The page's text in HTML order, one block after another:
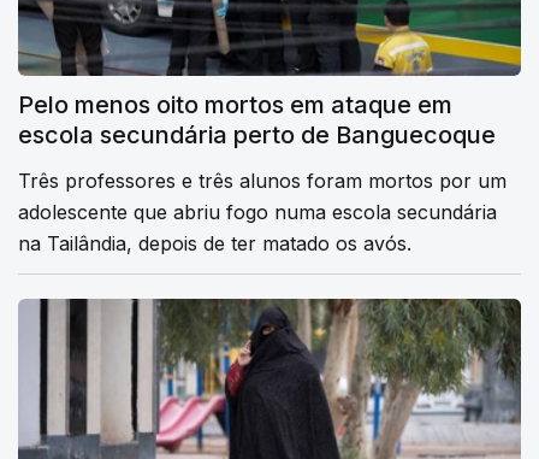
Pelo menos oito mortos em ataque em
escola secundária perto de Banguecoque
Três professores e três alunos foram mortos por um
adolescente que abriu fogo numa escola secundária
na Tailândia, depois de ter matado os avós.